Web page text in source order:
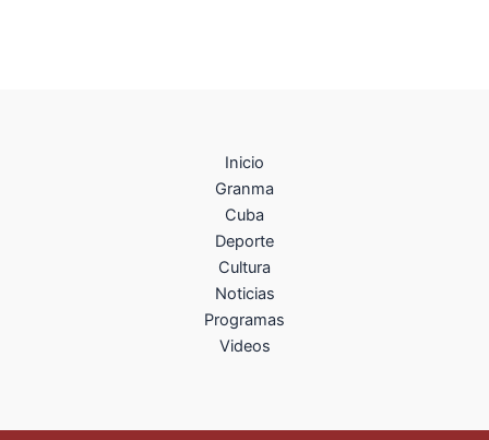
Inicio
Granma
Cuba
Deporte
Cultura
Noticias
Programas
Videos